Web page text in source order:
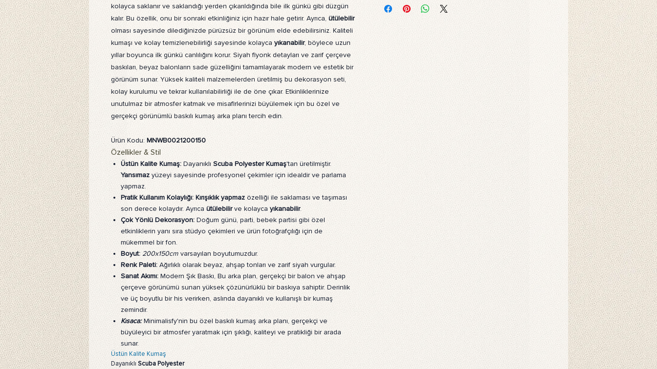
kolayca saklanır ve saklandığı yerden çıkarıldığında bile ilk günkü gibi düzgün
kalır. Bu özellik, onu bir sonraki etkinliğiniz için hazır hale getirir. Ayrıca, ütülebilir
olması sayesinde dilediğinizde pürüzsüz bir görünüm elde edebilirsiniz. Kaliteli
kumaşı ve kolay temizlenebilirliği sayesinde kolayca yıkanabilir, böylece uzun
yıllar boyunca ilk günkü canlılığını korur. Siyah fiyonk detayları ve zarif çerçeve
baskıları, beyaz balonların sade güzelliğini tamamlayarak modern ve estetik bir
görünüm sunar. Yüksek kaliteli malzemelerden üretilmiş bu dekorasyon seti,
kolay kurulumu ve tekrar kullanılabilirliği ile de öne çıkar. Etkinliklerinize
unutulmaz bir atmosfer katmak ve misafirlerinizi büyülemek için bu özel ve
gerçekçi görünümlü baskılı kumaş arka planı tercih edin.
Ürün Kodu: MNWB0021200150
Özellikler & Stil
Üstün Kalite Kumaş: Dayanıklı Scuba Polyester Kumaş'tan üretilmiştir.
Yansımaz yüzeyi sayesinde profesyonel çekimler için idealdir ve parlama
yapmaz.
Pratik Kullanım Kolaylığı: Kırışıklık yapmaz özelliği ile saklaması ve taşıması
son derece kolaydır. Ayrıca ütülebilirve kolayca yıkanabilir.
Çok Yönlü Dekorasyon: Doğum günü, parti, bebek partisi gibi özel
etkinliklerin yanı sıra stüdyo çekimleri ve ürün fotoğrafçılığı için de
mükemmel bir fon.
Boyut: 200x150cm varsayılan boyutumuzdur.
Renk Paleti: Ağırlıklı olarak beyaz, ahşap tonları ve zarif siyah vurgular.
Sanat Akımı: Modern Şık Baskı, Bu arka plan, gerçekçi bir balon ve ahşap
çerçeve görünümü sunan yüksek çözünürlüklü bir baskıya sahiptir. Derinlik
ve üç boyutlu bir his verirken, aslında dayanıklı ve kullanışlı bir kumaş
zemindir.
Kısaca:Minimalisfy'nin bu özel baskılı kumaş arka planı, gerçekçi ve
büyüleyici bir atmosfer yaratmak için şıklığı, kaliteyi ve pratikliği bir arada
sunar.
Üstün Kalite Kumaş
Dayanıklı Scuba Polyester
Görsellerimiz, dayanıklı ve yüksek kaliteli scuba
polyester kumaş üzerine basılır. Bu kumaş, esnek ve
dayanıklı olup, fotoğraf çekimleri ve dekoratif amaçlar
Ürünlerimiz çamaşır makinesinde yıkanabilir veya nemli
Ürünlerimiz, profesyonel stüdyo fotoğraf çekimleri için
arka plan olarak tasarlanmıştır. Duvar örtüsü olarak da
kullanılarak ev veya ofis dekorasyonunda estetik bir
görünüm sağlar. Duvara bir tablo olarak asılabilir.
Ürünlerimizin üzerindeki yüksek çözünürlüklü görseller,
Arka plan fonunu kullanmak için genellikle bir arka plan
standı gereklidir. Standa özel fon mandallarıyla (klipsle)
kolayca monte edebilirsiniz. Ayrıca örtü olarak duvara
asmak istiyorsanız çift taraflı bantlar veya yapışkan
şeritler kullanabilirsiniz. Bu ürünler harici olarak satılıp
paketimize dahil değildir.
Tüm Sıkça Sorulan Sorular için tıklayınız.